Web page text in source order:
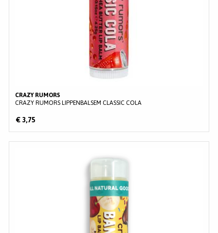
CRAZY RUMORS
CRAZY RUMORS LIPPENBALSEM CLASSIC COLA
€ 3,75